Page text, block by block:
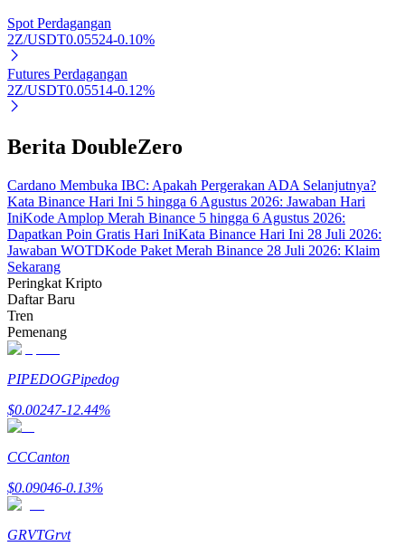
Pelajari Staking
Pelajari tentang mendapatkan penghasilan pasif
Mitra Bitrue
Spot Perdagangan
2Z/USDT0.05524-0.10%
Futures Perdagangan
2Z/USDT0.05514-0.12%
Berita DoubleZero
Cardano Membuka IBC: Apakah Pergerakan ADA Selanjutnya?
Kata Binance Hari Ini 5 hingga 6 Agustus 2026: Jawaban Hari
IniKode Amplop Merah Binance 5 hingga 6 Agustus 2026:
Dapatkan Poin Gratis Hari IniKata Binance Hari Ini 28 Juli 2026:
Jawaban WOTDKode Paket Merah Binance 28 Juli 2026: Klaim
Sekarang
Peringkat Kripto
Daftar Baru
Tren
Pemenang
PIPEDOGPipedog
$0.00247-12.44%
CCCanton
$0.09046-0.13%
GRVTGrvt